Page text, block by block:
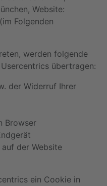
Website:
(im Folgenden
werden folgende
übertragen:
der Widerruf Ihrer
Browser
der Website
ein Cookie in